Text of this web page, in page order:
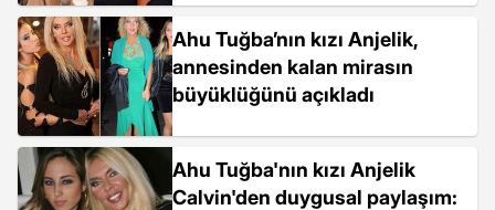
Ahu Tuğba’nın kızı Anjelik,
annesinden kalan mirasın
büyüklüğünü açıkladı
Ahu Tuğba'nın kızı Anjelik
Calvin'den duygusal paylaşım: